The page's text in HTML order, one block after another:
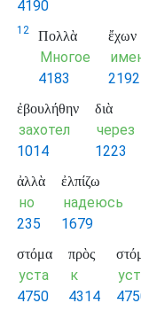
4190
12 Πολλὰ
Многое
4183
ἔχων
2192
ἐβουλήθην
захотел
1014
διὰ
через
1223
ἀλλὰ
но
235
ἐλπίζω
надеюсь
1679
στόμα
уста
4750
πρὸς
к
4314